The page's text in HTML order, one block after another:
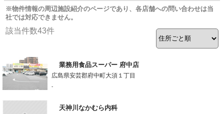
※物件情報の周辺施設紹介のページであり、各店舗への問い合わせは当
社では対応できません。
該当件数43件
業務用食品スーパー 府中店
広島県安芸郡府中町大須１丁目
-
天神川なかむら内科